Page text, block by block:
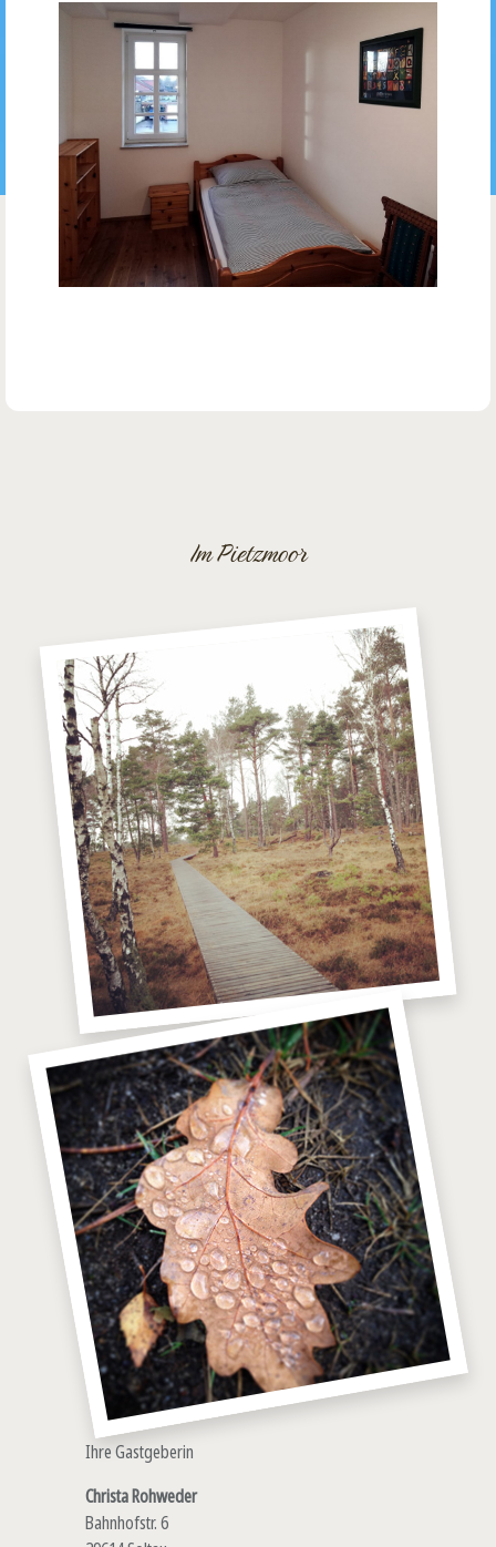
Im Pietzmoor
Ihre Gastgeberin
Christa Rohweder
Bahnhofstr. 6